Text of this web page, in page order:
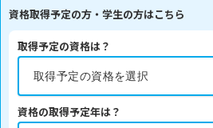
資格取得予定の方・学生の方はこちら
取得予定の資格は？
資格の取得予定年は？